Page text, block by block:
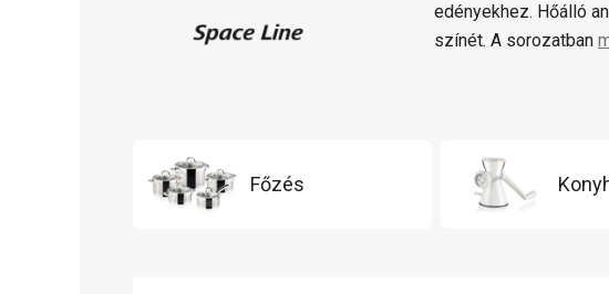
edényekhez. Hőálló
színét. A sorozatban
Főzés